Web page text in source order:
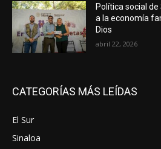
Política social
a la economía
Dios
abril 22, 2026
CATEGORÍAS MÁS LEÍDAS
El Sur
Sinaloa